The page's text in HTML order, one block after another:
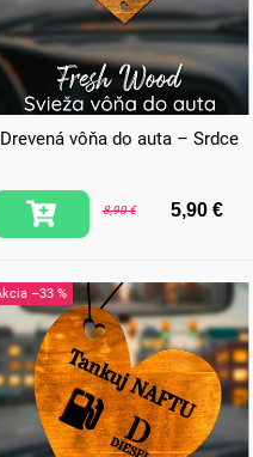
Drevená vôňa do auta – Srdce
8,90 € 5,90 €
–33 %